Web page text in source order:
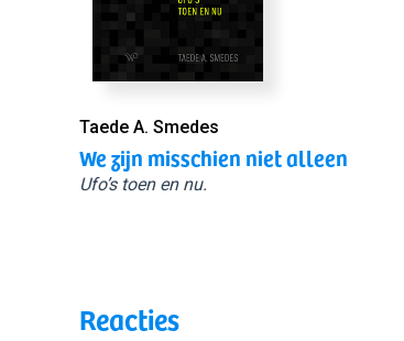
Taede A. Smedes
We zijn misschien niet alleen
Ufo’s toen en nu.
Reacties